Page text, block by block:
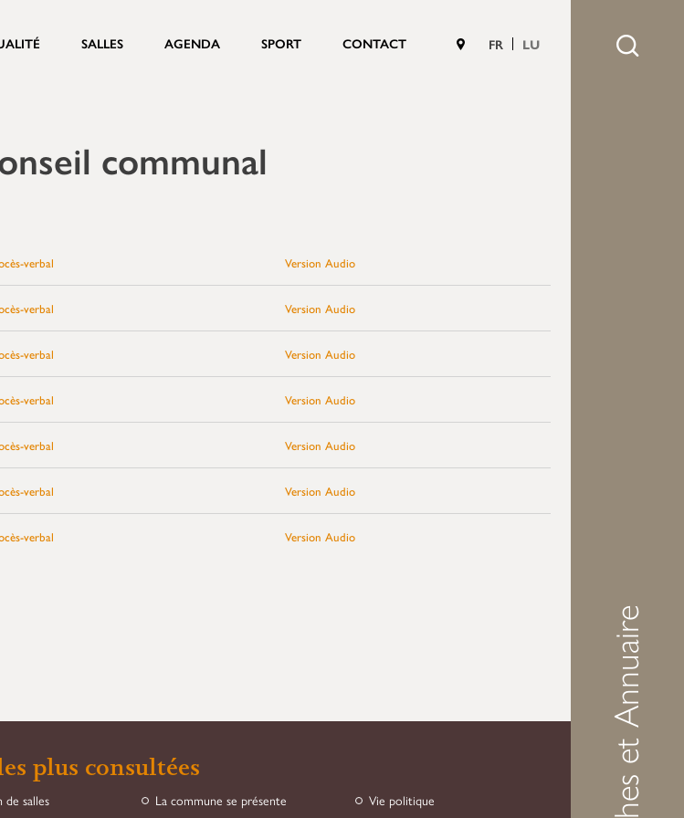
SALLES AGENDA SPORT CONTACT FR LU
communal
verbal Version Audio
verbal Version Audio
verbal Version Audio
verbal Version Audio
verbal Version Audio
verbal Version Audio
verbal Version Audio
plus consultées
de salles
La commune se présente
Vie politique